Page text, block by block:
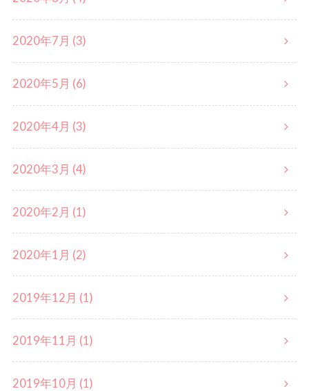
2020年7月 (3)
2020年5月 (6)
2020年4月 (3)
2020年3月 (4)
2020年2月 (1)
2020年1月 (2)
2019年12月 (1)
2019年11月 (1)
2019年10月 (1)